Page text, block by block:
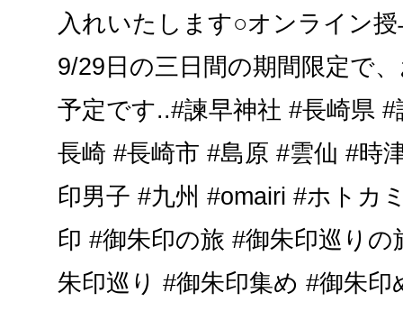
入れいたします○オンライン
9/29日の三日間の期間限定で
予定です..#諫早神社 #長崎県
長崎 #長崎市 #島原 #雲仙 #時
印男子 #九州 #omairi #ホトカ
印 #御朱印の旅 #御朱印巡り
朱印巡り #御朱印集め #御朱